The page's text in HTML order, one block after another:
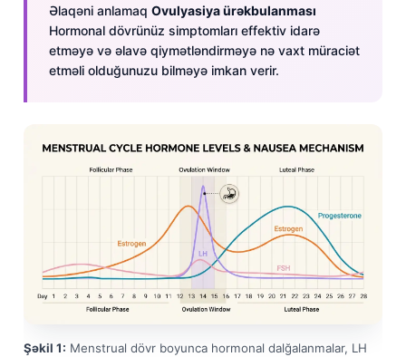
Əlaqəni anlamaq Ovulyasiya ürəkbulanması
Hormonal dövrünüz simptomları effektiv idarə
etməyə və əlavə qiymətləndirməyə nə vaxt müraciət
etməli olduğunuzu bilməyə imkan verir.
Şəkil 1: Menstrual dövr boyunca hormonal dalğalanmalar, LH